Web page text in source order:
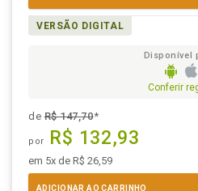
VERSÃO DIGITAL
Disponível
Conferir
deR$ 147,70*
por R$ 132,93
em 5x de R$ 26,59
ADICIONAR AO CARRINHO